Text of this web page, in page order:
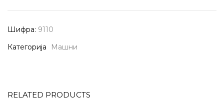
Шифра: 9110
Категорија
Машни
RELATED PRODUCTS